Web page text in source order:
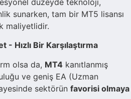
sunarken, tam bir MT5 lisansı
maliyetlidir.
Hızlı Bir Karşılaştırma
olsa da, MT4 kanıtlanmış
ve geniş EA (Uzman
sektörün favorisi olmaya